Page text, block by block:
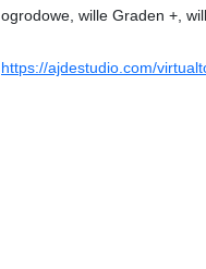
ogrodowe, wille Graden +,
https://ajdestudio.com/